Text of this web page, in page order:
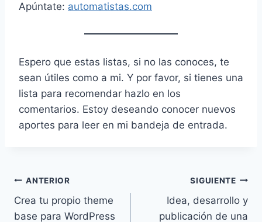
Apúntate: automatistas.com
Espero que estas listas, si no las conoces, te
sean útiles como a mi. Y por favor, si tienes una
lista para recomendar hazlo en los
comentarios. Estoy deseando conocer nuevos
aportes para leer en mi bandeja de entrada.
Navegación
de
ANTERIOR
Crea tu propio theme
base para WordPress
SIGUIENTE
Idea, desarrollo y
publicación de una